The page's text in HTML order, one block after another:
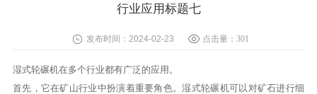
行业应用标题七
发布时间：2024-02-23 点击量： 301
湿式轮碾机在多个行业都有广泛的应用。
首先，它在矿山行业中扮演着重要角色。湿式轮碾机可以对矿石进行细